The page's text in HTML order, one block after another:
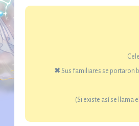
✖ Sus familiares se portaron
(Si existe así se llama